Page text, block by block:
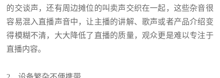
的交谈声，还有周边摊位的叫卖声交织在一起，这些杂音很
容易混入直播声音中，让主播的讲解、歌声或者产品介绍变
得模糊不清，大大降低了直播的质量，观众更是难以专注于
直播内容。